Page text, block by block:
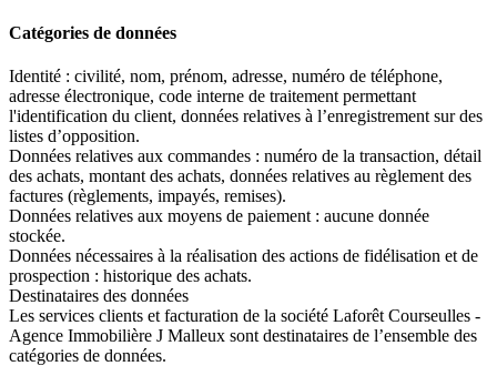
Catégories de données
Identité : civilité, nom, prénom, adresse, numéro de téléphone,
adresse électronique, code interne de traitement permettant
l'identification du client, données relatives à l’enregistrement sur des
listes d’opposition.
Données relatives aux commandes : numéro de la transaction, détail
des achats, montant des achats, données relatives au règlement des
factures (règlements, impayés, remises).
Données relatives aux moyens de paiement : aucune donnée
stockée.
Données nécessaires à la réalisation des actions de fidélisation et de
prospection : historique des achats.
Destinataires des données
Les services clients et facturation de la société Laforêt Courseulles -
Agence Immobilière J Malleux sont destinataires de l’ensemble des
catégories de données.